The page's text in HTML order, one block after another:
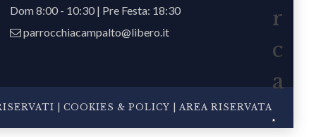
r
c
a
Dom 8:00 - 10:30 | Pre Festa: 18:30
parrocchiacampalto@libero.it
| COOKIES & POLICY AREA RISERVATA